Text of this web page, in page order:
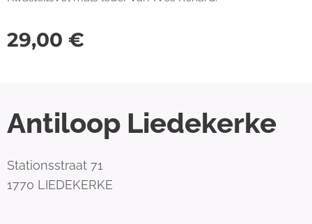
29,00 €
Antiloop Liedekerke
Stationsstraat 71
1770 LIEDEKERKE